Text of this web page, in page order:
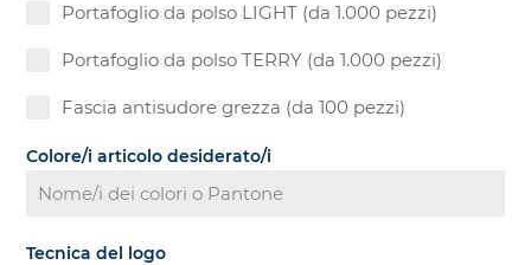
Portafoglio da polso LIGHT (da 1.000 pezzi)
Portafoglio da polso TERRY (da 1.000 pezzi)
Fascia antisudore grezza (da 100 pezzi)
Colore/i articolo desiderato/i
Tecnica del logo